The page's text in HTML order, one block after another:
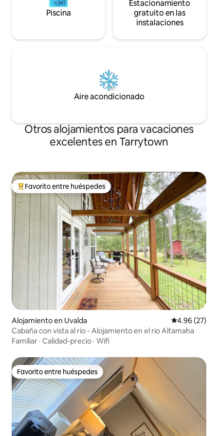
Piscina
Estacionamiento
gratuito en las
instalaciones
Aire acondicionado
Otros alojamientos para vacaciones
excelentes en Tarrytown
Favorito entre huéspedes preferido
Favorito entre huéspedes
Alojamiento en Uvalda Calificación
4.96 (27)
Cabaña con vista al río - Alojamiento en el río Altamaha
Familiar · Calidad-precio · Wifi
Favorito entre huéspedes
Favorito entre huéspedes